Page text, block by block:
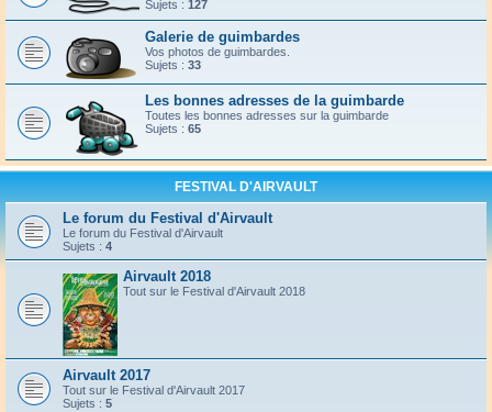
Sujets : 127
Galerie de guimbardes
Vos photos de guimbardes.
Sujets : 33
Les bonnes adresses de la guimbarde
Toutes les bonnes adresses sur la guimbarde
Sujets : 65
FESTIVAL D'AIRVAULT
Le forum du Festival d'Airvault
Le forum du Festival d'Airvault
Sujets : 4
Airvault 2018
Tout sur le Festival d'Airvault 2018
Airvault 2017
Tout sur le Festival d'Airvault 2017
Sujets : 5